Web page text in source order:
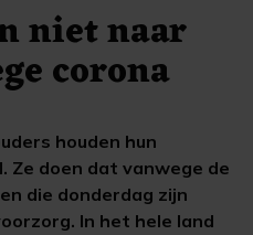
niet naar
corona
houden hun
Ze doen dat vanwege de
die donderdag zijn
In het hele land